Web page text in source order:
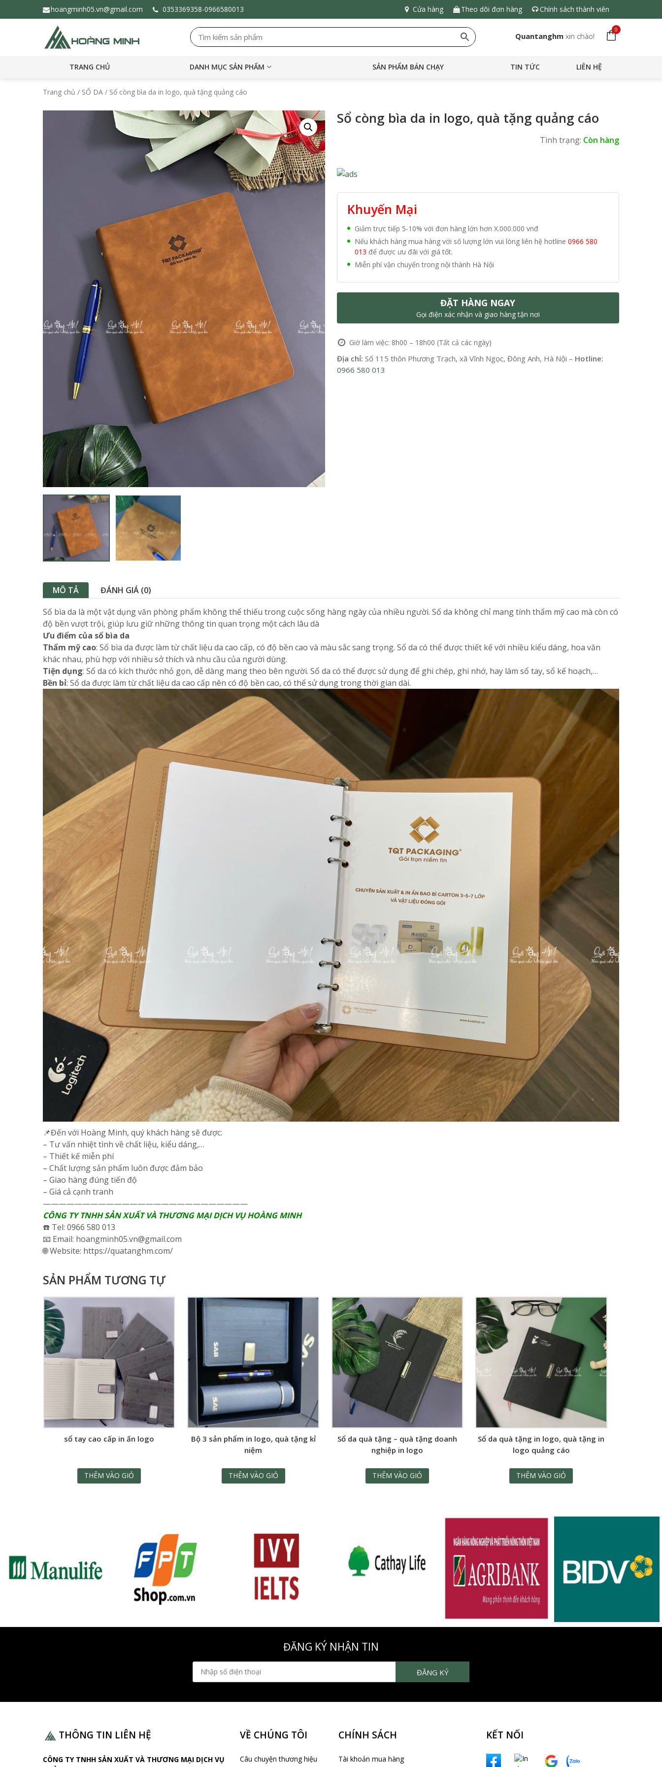
hoangminh05.vn@gmail.com 0353369358-0966580013 Cửa hàng Theo dõi đơn hàng Chính sách thành viên
Quantanghm xin chào!
0
TRANG CHỦ DANH MỤC SẢN PHẨM SẢN PHẨM BÁN CHẠY TIN TỨC LIÊN HỆ
Trang chủ / SỔ DA / Sổ còng bìa da in logo, quà tặng quảng cáo
Sổ còng bìa da in logo, quà tặng quảng cáo
Tình trạng: Còn hàng
Khuyến Mại
Giảm trực tiếp 5-10% với đơn hàng lớn hơn X.000.000 vnđ
Nếu khách hàng mua hàng với số lượng lớn vui lòng liên hệ hotline 0966 580
013 để được ưu đãi với giá tốt.
Miễn phí vận chuyển trong nội thành Hà Nội
ĐẶT HÀNG NGAY
Gọi điện xác nhận và giao hàng tận nơi
Giờ làm việc: 8h00 – 18h00 (Tất cả các ngày)
Địa chỉ: Số 115 thôn Phương Trạch, xã Vĩnh Ngọc, Đông Anh, Hà Nội – Hotline:
0966 580 013
MÔ TẢ
ĐÁNH GIÁ (0)
Sổ bìa da là một vật dụng văn phòng phẩm không thể thiếu trong cuộc sống hàng ngày của nhiều người. Sổ da không chỉ mang tính thẩm mỹ cao mà còn có
độ bền vượt trội, giúp lưu giữ những thông tin quan trọng một cách lâu dà
Ưu điểm của sổ bìa da
Thẩm mỹ cao: Sổ bìa da được làm từ chất liệu da cao cấp, có độ bền cao và màu sắc sang trọng. Sổ da có thể được thiết kế với nhiều kiểu dáng, hoa văn
khác nhau, phù hợp với nhiều sở thích và nhu cầu của người dùng.
Tiện dụng: Sổ da có kích thước nhỏ gọn, dễ dàng mang theo bên người. Sổ da có thể được sử dụng để ghi chép, ghi nhớ, hay làm sổ tay, sổ kế hoạch,…
Bền bỉ: Sổ da được làm từ chất liệu da cao cấp nên có độ bền cao, có thể sử dụng trong thời gian dài.
📌Đến với Hoàng Minh, quý khách hàng sẽ được:
– Tư vấn nhiệt tình về chất liệu, kiểu dáng,…
– Thiết kế miễn phí
– Chất lượng sản phẩm luôn được đảm bảo
– Giao hàng đúng tiến độ
– Giá cả cạnh tranh
——————————————————————————
CÔNG TY TNHH SẢN XUẤT VÀ THƯƠNG MẠI DỊCH VỤ HOÀNG MINH
☎️ Tel: 0966 580 013
📧 Email: hoangminh05.vn@gmail.com
🌐 Website: https://quatanghm.com/
SẢN PHẨM TƯƠNG TỰ
sổ tay cao cấp in ấn logo
THÊM VÀO GIỎ
Bộ 3 sản phẩm in logo, quà tặng kỉ
niệm
THÊM VÀO GIỎ
Sổ da quà tặng – quà tặng doanh
nghiệp in logo
THÊM VÀO GIỎ
Sổ da quà tặng in logo, quà tặng in
logo quảng cáo
THÊM VÀO GIỎ
ĐĂNG KÝ NHẬN TIN
THÔNG TIN LIÊN HỆ
CÔNG TY TNHH SẢN XUẤT VÀ THƯƠNG MẠI DỊCH VỤ
VỀ CHÚNG TÔI
Câu chuyện thương hiệu
CHÍNH SÁCH
Tài khoản mua hàng
KẾT NỐI